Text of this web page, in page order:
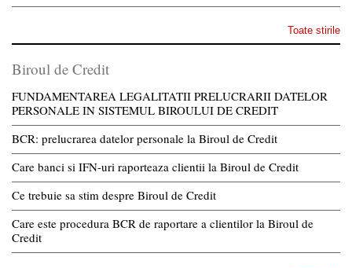
Toate stirile
Biroul de Credit
FUNDAMENTAREA LEGALITATII PRELUCRARII DATELOR
PERSONALE IN SISTEMUL BIROULUI DE CREDIT
BCR: prelucrarea datelor personale la Biroul de Credit
Care banci si IFN-uri raporteaza clientii la Biroul de Credit
Ce trebuie sa stim despre Biroul de Credit
Care este procedura BCR de raportare a clientilor la Biroul de
Credit